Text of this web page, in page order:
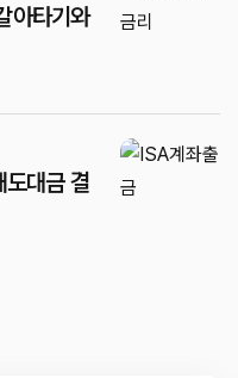
아타기와
도대금 결